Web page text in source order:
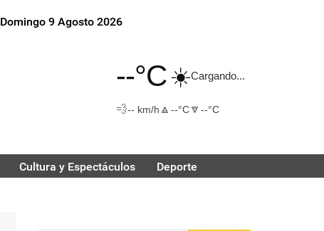
Domingo 9 Agosto 2026
--°C☀️Cargando...
💨-- km/h 🔼 --°C🔽 --°C
Cultura y Espectáculos Deporte